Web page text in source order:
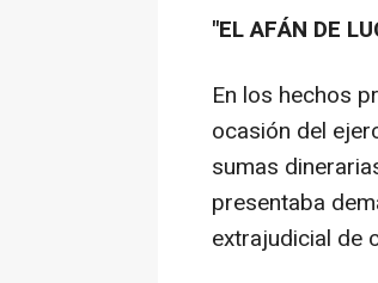
"EL AFÁN DE
En los hechos
ocasión del
sumas
presentaba
extrajudicial de